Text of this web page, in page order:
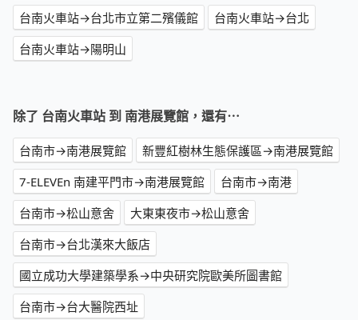
台南火車站→台北市立第二殯儀館
台南火車站→台北
台南火車站→陽明山
除了 台南火車站 到 南港展覽館，還有⋯
台南市→南港展覽館
新豐紅樹林生態保護區→南港展覽館
7-ELEVEn 南建平門市→南港展覽館
台南市→南港
台南市→松山意舍
大東東夜市→松山意舍
台南市→台北漢來大飯店
國立成功大學建築學系→中央研究院歐美所圖書館
台南市→台大醫院西址